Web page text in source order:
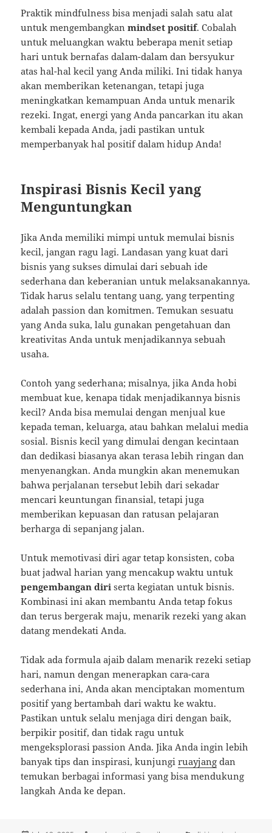
Praktik mindfulness bisa menjadi salah satu alat
untuk mengembangkanmindset positif. Cobalah
untuk meluangkan waktu beberapa menit setiap
hari untuk bernafas dalam-dalam dan bersyukur
atas hal-hal kecil yang Anda miliki. Ini tidak hanya
akan memberikan ketenangan, tetapi juga
meningkatkan kemampuan Anda untuk menarik
rezeki. Ingat, energi yang Anda pancarkan itu akan
kembali kepada Anda, jadi pastikan untuk
memperbanyak hal positif dalam hidup Anda!
Inspirasi Bisnis Kecil yang
Menguntungkan
Jika Anda memiliki mimpi untuk memulai bisnis
kecil, jangan ragu lagi. Landasan yang kuat dari
bisnis yang sukses dimulai dari sebuah ide
sederhana dan keberanian untuk melaksanakannya.
Tidak harus selalu tentang uang, yang terpenting
adalah passion dan komitmen. Temukan sesuatu
yang Anda suka, lalu gunakan pengetahuan dan
kreativitas Anda untuk menjadikannya sebuah
usaha.
Contoh yang sederhana; misalnya, jika Anda hobi
membuat kue, kenapa tidak menjadikannya bisnis
kecil? Anda bisa memulai dengan menjual kue
kepada teman, keluarga, atau bahkan melalui media
sosial. Bisnis kecil yang dimulai dengan kecintaan
dan dedikasi biasanya akan terasa lebih ringan dan
menyenangkan. Anda mungkin akan menemukan
bahwa perjalanan tersebut lebih dari sekadar
mencari keuntungan finansial, tetapi juga
memberikan kepuasan dan ratusan pelajaran
berharga di sepanjang jalan.
Untuk memotivasi diri agar tetap konsisten, coba
buat jadwal harian yang mencakup waktu untuk
pengembangan diri serta kegiatan untuk bisnis.
Kombinasi ini akan membantu Anda tetap fokus
dan terus bergerak maju, menarik rezeki yang akan
datang mendekati Anda.
Tidak ada formula ajaib dalam menarik rezeki setiap
hari, namun dengan menerapkan cara-cara
sederhana ini, Anda akan menciptakan momentum
positif yang bertambah dari waktu ke waktu.
Pastikan untuk selalu menjaga diri dengan baik,
berpikir positif, dan tidak ragu untuk
mengeksplorasi passion Anda. Jika Anda ingin lebih
banyak tips dan inspirasi, kunjungiruayjang dan
temukan berbagai informasi yang bisa mendukung
langkah Anda ke depan.